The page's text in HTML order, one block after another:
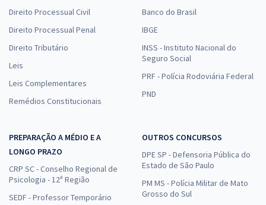
Direito Processual Civil
Direito Processual Penal
Direito Tributário
Leis
Leis Complementares
Remédios Constitucionais
Banco do Brasil
IBGE
INSS - Instituto Nacional do
Seguro Social
PRF - Polícia Rodoviária Federal
PND
PREPARAÇÃO A MÉDIO E A
LONGO PRAZO
CRP SC - Conselho Regional de
Psicologia - 12ª Região
SEDF - Professor Temporário
OUTROS CONCURSOS
DPE SP - Defensoria Pública do
Estado de São Paulo
PM MS - Polícia Militar de Mato
Grosso do Sul